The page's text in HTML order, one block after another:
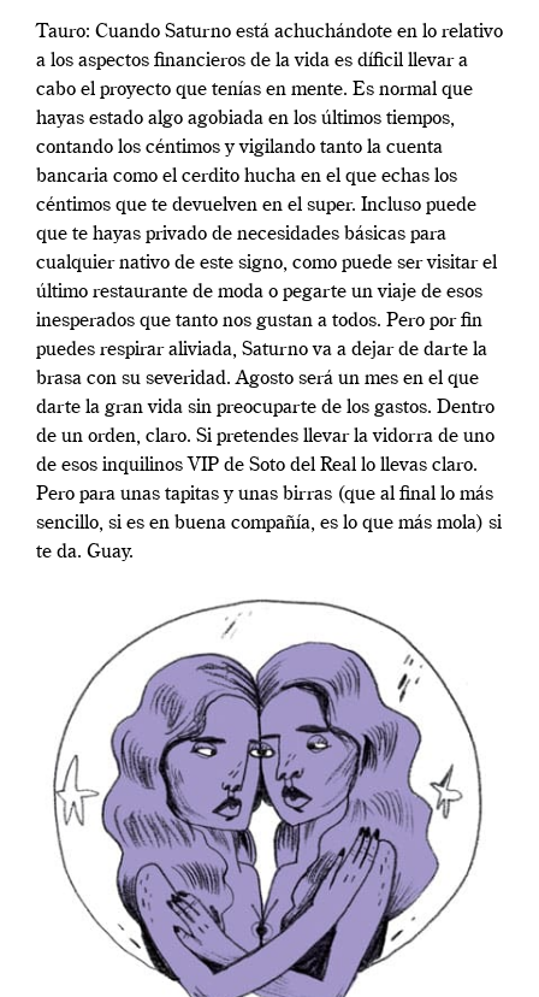
Tauro: Cuando Saturno está achuchándote en lo relativo
a los aspectos financieros de la vida es díficil llevar a
cabo el proyecto que tenías en mente. Es normal que
hayas estado algo agobiada en los últimos tiempos,
contando los céntimos y vigilando tanto la cuenta
bancaria como el cerdito hucha en el que echas los
céntimos que te devuelven en el super. Incluso puede
que te hayas privado de necesidades básicas para
cualquier nativo de este signo, como puede ser visitar el
último restaurante de moda o pegarte un viaje de esos
inesperados que tanto nos gustan a todos. Pero por fin
puedes respirar aliviada, Saturno va a dejar de darte la
brasa con su severidad. Agosto será un mes en el que
darte la gran vida sin preocuparte de los gastos. Dentro
de un orden, claro. Si pretendes llevar la vidorra de uno
de esos inquilinos VIP de Soto del Real lo llevas claro.
Pero para unas tapitas y unas birras (que al final lo más
sencillo, si es en buena compañía, es lo que más mola) si
te da. Guay.